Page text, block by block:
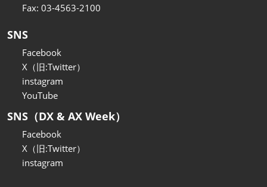
Fax: 03-4563-2100
SNS
Facebook
X（旧:Twitter）
instagram
YouTube
SNS（DX & AX Week）
Facebook
X（旧:Twitter）
instagram